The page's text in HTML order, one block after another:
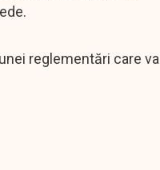
reglementări care va